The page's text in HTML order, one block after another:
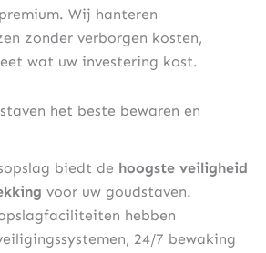
Wij hanteren
zonder verborgen kosten,
wat uw investering kost.
het beste bewaren en
biedt de hoogste veiligheid
voor uw goudstaven.
hebben
24/7 bewaking